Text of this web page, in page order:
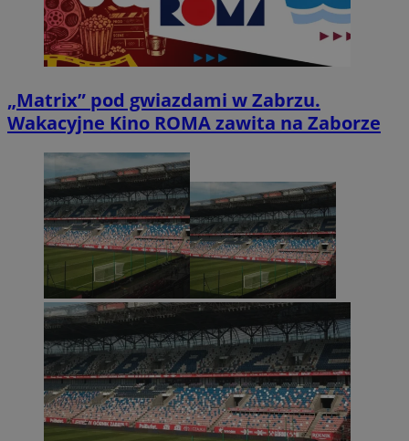
„Matrix” pod gwiazdami w Zabrzu.
Wakacyjne Kino ROMA zawita na Zaborze